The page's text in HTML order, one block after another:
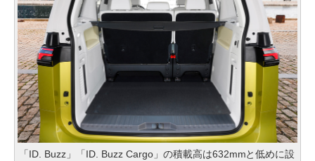
「ID. Buzz」「ID. Buzz Cargo」の積載高は632mmと低めに設